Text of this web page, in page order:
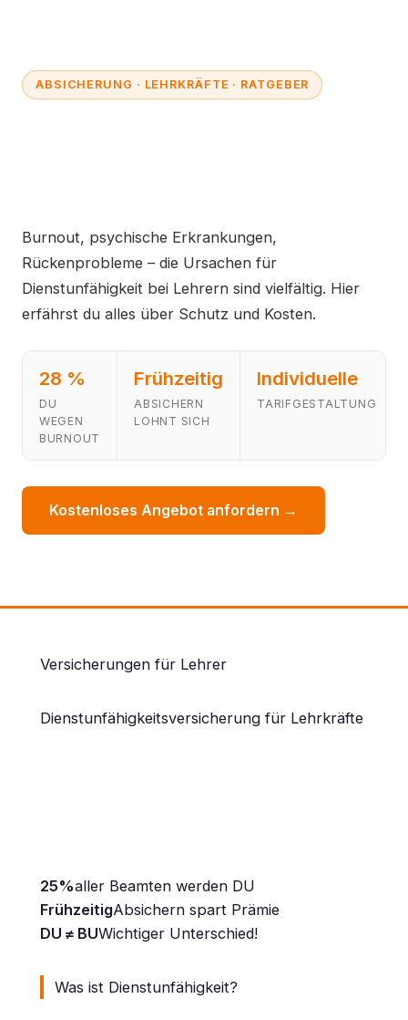
ABSICHERUNG · LEHRKRÄFTE · RATGEBER
Burnout, psychische Erkrankungen,
Rückenprobleme – die Ursachen für
Dienstunfähigkeit bei Lehrern sind vielfältig. Hier
erfährst du alles über Schutz und Kosten.
28 %
DU
WEGEN
BURNOUT
Frühzeitig
ABSICHERN
LOHNT SICH
Individuelle
TARIFGESTALTUNG
Kostenloses Angebot anfordern →
Versicherungen für Lehrer
Dienstunfähigkeits­versicherung für Lehrkräfte
25%aller Beamten werden DU
FrühzeitigAbsichern spart Prämie
DU ≠ BUWichtiger Unterschied!
Was ist Dienstunfähigkeit?